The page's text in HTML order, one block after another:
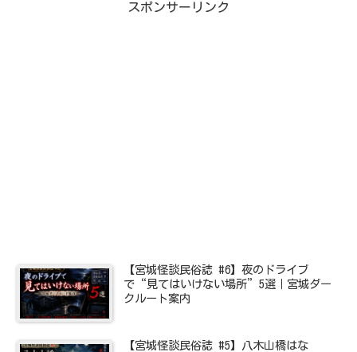
スポンサーリンク
【宮城怪談民俗誌 #6】夜のドライブ
で“見てはいけない場所”5選｜宮城ダー
クルート案内
【宮城怪談民俗誌 #5】八木山橋はな